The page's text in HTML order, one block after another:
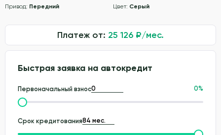
Привод: Передний Цвет: Серый
Платеж от: 25 126 ₽/мес.
Быстрая заявка на автокредит
Первоначальный взнос 0%
Срок кредитования